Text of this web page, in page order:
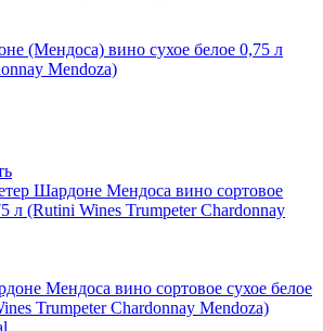
(Мендоса) вино сухое белое 0,75 л
Mendoza)
Мендоса вино сортовое сухое белое
Trumpeter Chardonnay Mendoza)